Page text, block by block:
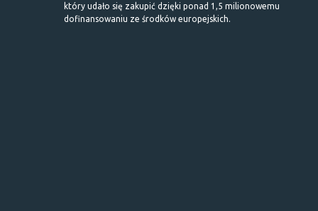
który udało się zakupić dzięki ponad 1,5 milionowemu
dofinansowaniu ze środków europejskich.